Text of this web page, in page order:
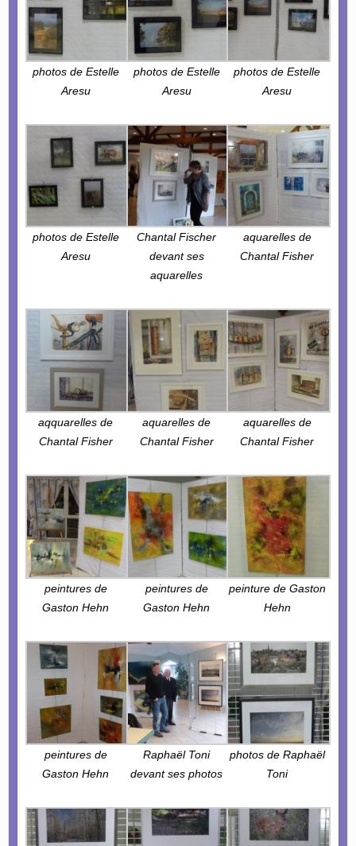
photos de Estelle
Aresu
photos de Estelle
Aresu
photos de Estelle
Aresu
photos de Estelle
Aresu
Chantal Fischer
devant ses
aquarelles
aquarelles de
Chantal Fisher
aqquarelles de
Chantal Fisher
aquarelles de
Chantal Fisher
aquarelles de
Chantal Fisher
peintures de
Gaston Hehn
peintures de
Gaston Hehn
peinture de Gaston
Hehn
peintures de
Gaston Hehn
Raphaël Toni
devant ses photos
photos de Raphaël
Toni